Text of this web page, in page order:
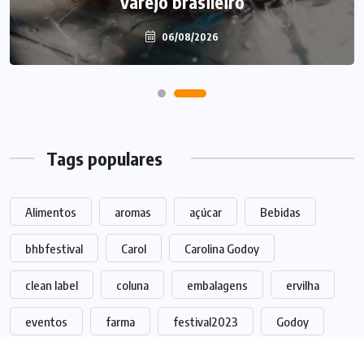
06/08/2026
06/08/2026
Tags populares
Alimentos aromas açúcar Bebidas
bhbfestival Carol Carolina Godoy
clean label coluna embalagens ervilha
eventos farma festival2023 Godoy